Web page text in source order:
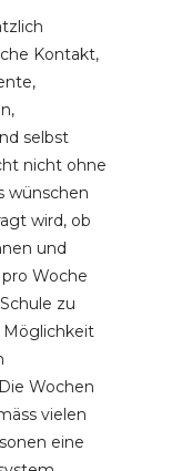
Kontakt,
selbst
nicht ohne
wünschen
wird, ob
und
Woche
zu
Möglichkeit
Wochen
vielen
eine